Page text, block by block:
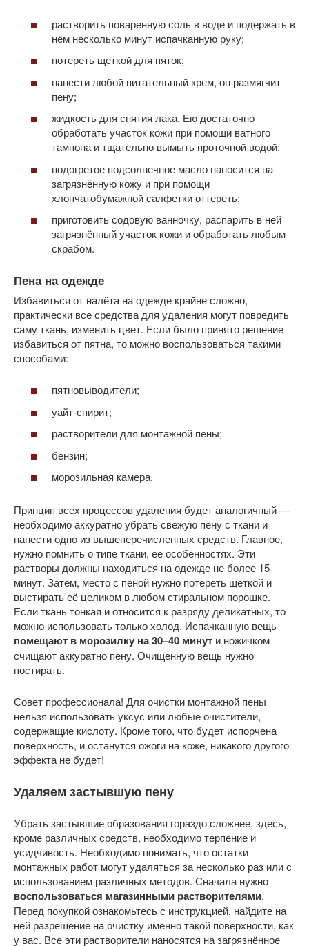
растворить поваренную соль в воде и подержать в
нём несколько минут испачканную руку;
потереть щеткой для пяток;
нанести любой питательный крем, он размягчит
пену;
жидкость для снятия лака. Ею достаточно
обработать участок кожи при помощи ватного
тампона и тщательно вымыть проточной водой;
подогретое подсолнечное масло наносится на
загрязнённую кожу и при помощи
хлопчатобумажной салфетки оттереть;
приготовить содовую ванночку, распарить в ней
загрязнённый участок кожи и обработать любым
скрабом.
Пена на одежде
Избавиться от налёта на одежде крайне сложно,
практически все средства для удаления могут повредить
саму ткань, изменить цвет. Если было принято решение
избавиться от пятна, то можно воспользоваться такими
способами:
пятновыводители;
уайт-спирит;
растворители для монтажной пены;
бензин;
морозильная камера.
Принцип всех процессов удаления будет аналогичный —
необходимо аккуратно убрать свежую пену с ткани и
нанести одно из вышеперечисленных средств. Главное,
нужно помнить о типе ткани, её особенностях. Эти
растворы должны находиться на одежде не более 15
минут. Затем, место с пеной нужно потереть щёткой и
выстирать её целиком в любом стиральном порошке.
Если ткань тонкая и относится к разряду деликатных, то
можно использовать только холод. Испачканную вещь
помещают в морозилку на 30–40 минут и ножичком
счищают аккуратно пену. Очищенную вещь нужно
постирать.
Совет профессионала! Для очистки монтажной пены
нельзя использовать уксус или любые очистители,
содержащие кислоту. Кроме того, что будет испорчена
поверхность, и останутся ожоги на коже, никакого другого
эффекта не будет!
Удаляем застывшую пену
Убрать застывшие образования гораздо сложнее, здесь,
кроме различных средств, необходимо терпение и
усидчивость. Необходимо понимать, что остатки
монтажных работ могут удаляться за несколько раз или с
использованием различных методов. Сначала нужно
воспользоваться магазинными растворителями.
Перед покупкой ознакомьтесь с инструкцией, найдите на
ней разрешение на очистку именно такой поверхности, как
у вас. Все эти растворители наносятся на загрязнённое